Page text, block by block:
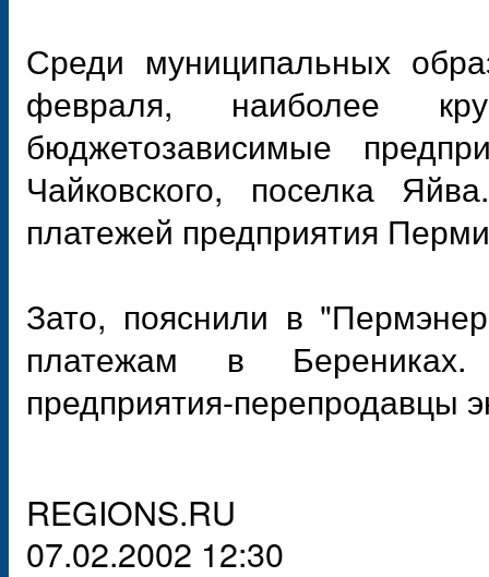
Среди муниципальных
февраля, наиболее
бюджетозависимые
Чайковского, поселка
платежей предприятия
Зато, пояснили в
платежам в
предприятия-перепродавцы
REGIONS.RU
07.02.2002 12:30